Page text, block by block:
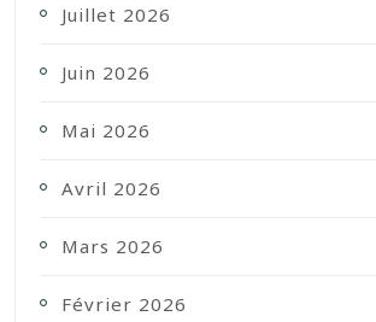
Juillet 2026
Juin 2026
Mai 2026
Avril 2026
Mars 2026
Février 2026